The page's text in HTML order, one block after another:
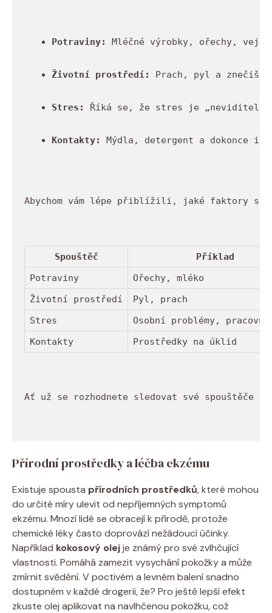
Potraviny: Mléčné výrobky, ořechy,
Životní prostředí: Prach, pyl a
Stres: Říká se, že stres je
Kontakty: Mýdla, detergent a dokonce i
Abychom vám lépe přiblížili, jaké faktory
Spouštěč
Příklad
Potraviny
Ořechy, mléko
Životní prostředí
Pyl, prach
Stres
Osobní problémy,
Kontakty
Prostředky na úklid
Ať už se rozhodnete sledovat své spouštěče
Přírodní⁣ prostředky⁣ a léčba ⁤ekzému
Existuje spousta přírodních prostředků, které⁣ mohou
‌do určité míry ulevit od⁢ nepříjemných symptomů
⁢ekzému.‍ Mnozí lidé ​se obracejí k přírodě, protože
‍chemické ⁤léky často ‍doprovází nežádoucí účinky.
Například kokosový olejje známý pro své zvlhčující
⁣vlastnosti. ⁢Pomáhá zamezit vysychání pokožky a může
zmírnit svědění.‍ V poctivém a levném balení snadno
dostupném v⁢ každé drogerii, že? Pro ještě lepší efekt
zkuste olej aplikovat na navlhčenou pokožku, což